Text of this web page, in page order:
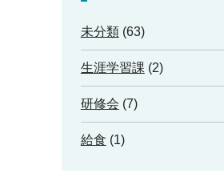
未分類(63)
生涯学習課 (2)
研修会 (7)
給食 (1)